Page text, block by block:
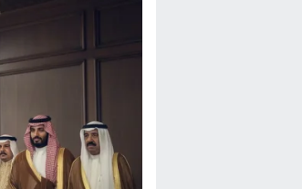
الحكومة
قطاع نقل
حريق
زيادة